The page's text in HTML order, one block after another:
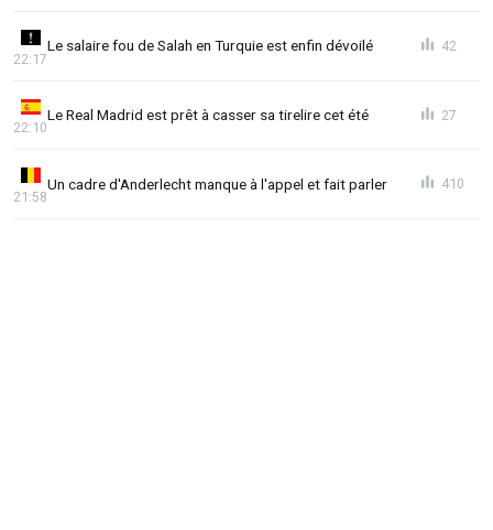
Le salaire fou de Salah en Turquie est enfin dévoilé
22:17
42
Le Real Madrid est prêt à casser sa tirelire cet été
22:10
27
Un cadre d'Anderlecht manque à l'appel et fait parler
21:58
410